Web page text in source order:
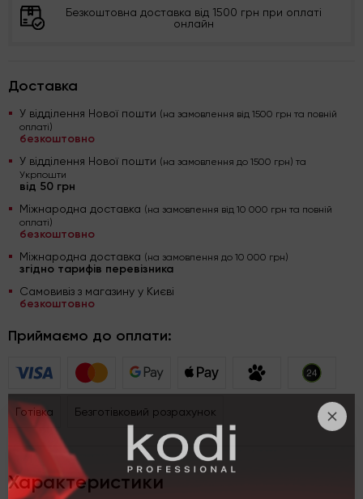
Безкоштовна доставка від 1500 грн при оплаті
онлайн
Доставка
У відділення Нової пошти (на замовлення від 1500 грн та повній
оплаті)
безкоштовно
У відділення Нової пошти (на замовлення до 1500 грн) та
Укрпошти
від 50 грн
Міжнародна доставка (на замовлення від 10 000 грн та повній
оплаті)
безкоштовно
Міжнародна доставка (на замовлення до 10 000 грн)
згідно тарифів перевізника
Самовивіз з магазину у Києві
безкоштовно
Приймаємо до оплати:
Готівка Безготівковий розрахунок
Характеристики